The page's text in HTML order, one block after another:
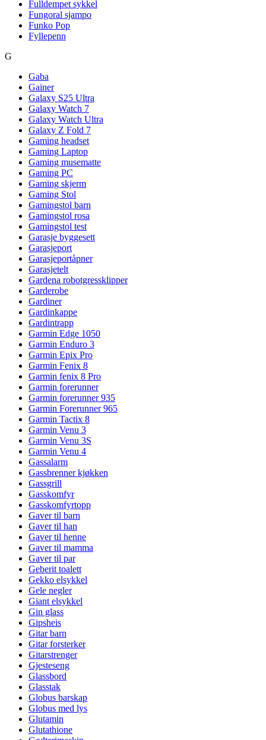
Fulldempet sykkel
Fungoral sjampo
Funko Pop
Fyllepenn
G
Gaba
Gainer
Galaxy S25 Ultra
Galaxy Watch 7
Galaxy Watch Ultra
Galaxy Z Fold 7
Gaming headset
Gaming Laptop
Gaming musematte
Gaming PC
Gaming skjerm
Gaming Stol
Gamingstol barn
Gamingstol rosa
Gamingstol test
Garasje byggesett
Garasjeport
Garasjeportåpner
Garasjetelt
Gardena robotgressklipper
Garderobe
Gardiner
Gardinkappe
Gardintrapp
Garmin Edge 1050
Garmin Enduro 3
Garmin Epix Pro
Garmin Fenix 8
Garmin fenix 8 Pro
Garmin forerunner
Garmin forerunner 935
Garmin Forerunner 965
Garmin Tactix 8
Garmin Venu 3
Garmin Venu 3S
Garmin Venu 4
Gassalarm
Gassbrenner kjøkken
Gassgrill
Gasskomfyr
Gasskomfyrtopp
Gaver til barn
Gaver til han
Gaver til henne
Gaver til mamma
Gaver til par
Geberit toalett
Gekko elsykkel
Gele negler
Giant elsykkel
Gin glass
Gipsheis
Gitar barn
Gitar forsterker
Gitarstrenger
Gjesteseng
Glassbord
Glasstak
Globus barskap
Globus med lys
Glutamin
Glutathione